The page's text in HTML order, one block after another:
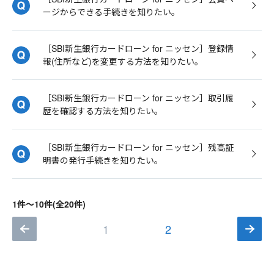
ージからできる手続きを知りたい。
［SBI新生銀行カードローン for ニッセン］登録情
報(住所など)を変更する方法を知りたい。
［SBI新生銀行カードローン for ニッセン］取引履
歴を確認する方法を知りたい。
［SBI新生銀行カードローン for ニッセン］残高証
明書の発行手続きを知りたい。
1件～10件(全20件)
1 2